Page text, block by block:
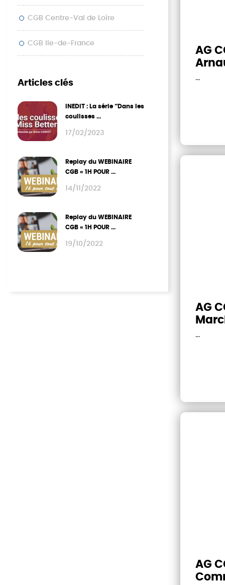
CGB Centre-Val de Loire
CGB Ile-de-France
Articles clés
INEDIT : La série “Dans les
coulisses ...
17/02/2023
Replay du WEBINAIRE
CGB « 1H POUR ...
14/11/2022
Replay du WEBINAIRE
CGB « 1H POUR ...
19/10/2022
AG
...
AG
...
AG